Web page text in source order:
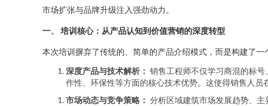
市场扩张与品牌升级注入强劲动力。
一、 培训核心：从产品认知到价值营销的深度转型
本次培训摒弃了传统的、简单的产品介绍模式，而是构建了一
深度产品与技术解析： 销售工程师不仅学习商混的标
作性、环保性等方面的核心技术优势。这使得销售人员
市场动态与竞争策略： 分析区域建筑市场发展趋势、